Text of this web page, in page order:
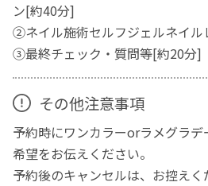
ン[約40分]
②ネイル施術セルフジェルネイ
③最終チェック・質問等[約20分]
その他注意事項
予約時にワンカラーorラメグラ
希望をお伝えください。
予約後のキャンセルは、お控えく